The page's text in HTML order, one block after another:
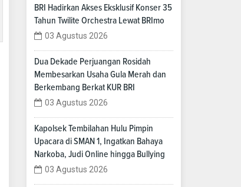
BRI Hadirkan Akses Eksklusif Konser 35
Tahun Twilite Orchestra Lewat BRImo
03 Agustus 2026
Dua Dekade Perjuangan Rosidah
Membesarkan Usaha Gula Merah dan
Berkembang Berkat KUR BRI
03 Agustus 2026
Kapolsek Tembilahan Hulu Pimpin
Upacara di SMAN 1, Ingatkan Bahaya
Narkoba, Judi Online hingga Bullying
03 Agustus 2026